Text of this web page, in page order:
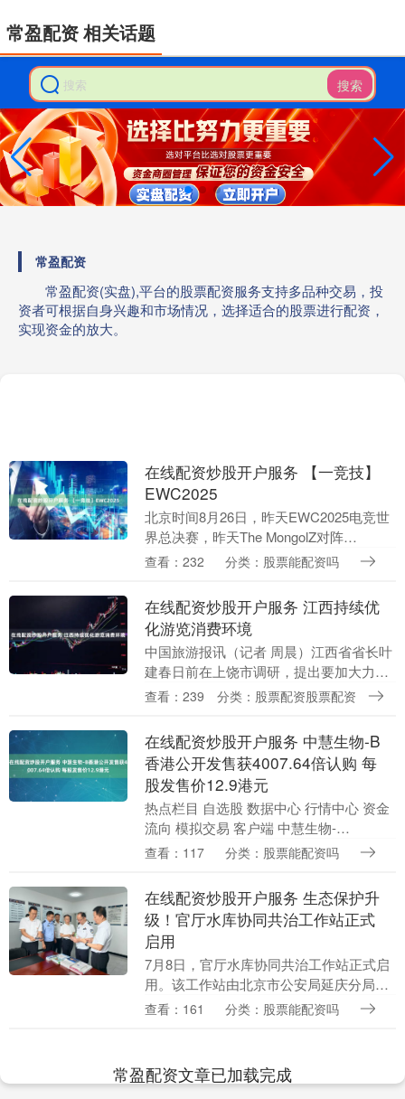
搜索
常盈配资
常盈配资(实盘),平台的股票配资服务支持多品种交易，投
资者可根据自身兴趣和市场情况，选择适合的股票进行配资，
实现资金的放大。
常盈配资 相关话题
在线配资炒股开户服务 【一竞技】
EWC2025
北京时间8月26日，昨天EWC2025电竞世
界总决赛，昨天The MongolZ对阵
Aurora。图一双方火力交锋，你来我往，
查看：232 分类：股票能配资吗
在线配资炒股开户服务 江西持续优
化游览消费环境
中国旅游报讯（记者 周晨）江西省省长叶
建春日前在上饶市调研，提出要加大力度
扩投资、促消费、稳增长，切实巩固拓展
配资炒股开户服....
查看：239 分类：股票配资股票配资
在线配资炒股开户服务 中慧生物-B
香港公开发售获4007.64倍认购 每
股发售价12.9港元
热点栏目 自选股 数据中心 行情中心 资金
流向 模拟交易 客户端 中慧生物-
B（02627）公布配发结果，公司全球发售
查看：117 分类：股票能配资吗
在线配资炒股开户服务 生态保护升
级！官厅水库协同共治工作站正式
启用
7月8日，官厅水库协同共治工作站正式启
用。该工作站由北京市公安局延庆分局、
北京市官厅水库管理处合作共建，聚焦官
查看：161 分类：股票能配资吗
常盈配资文章已加载完成